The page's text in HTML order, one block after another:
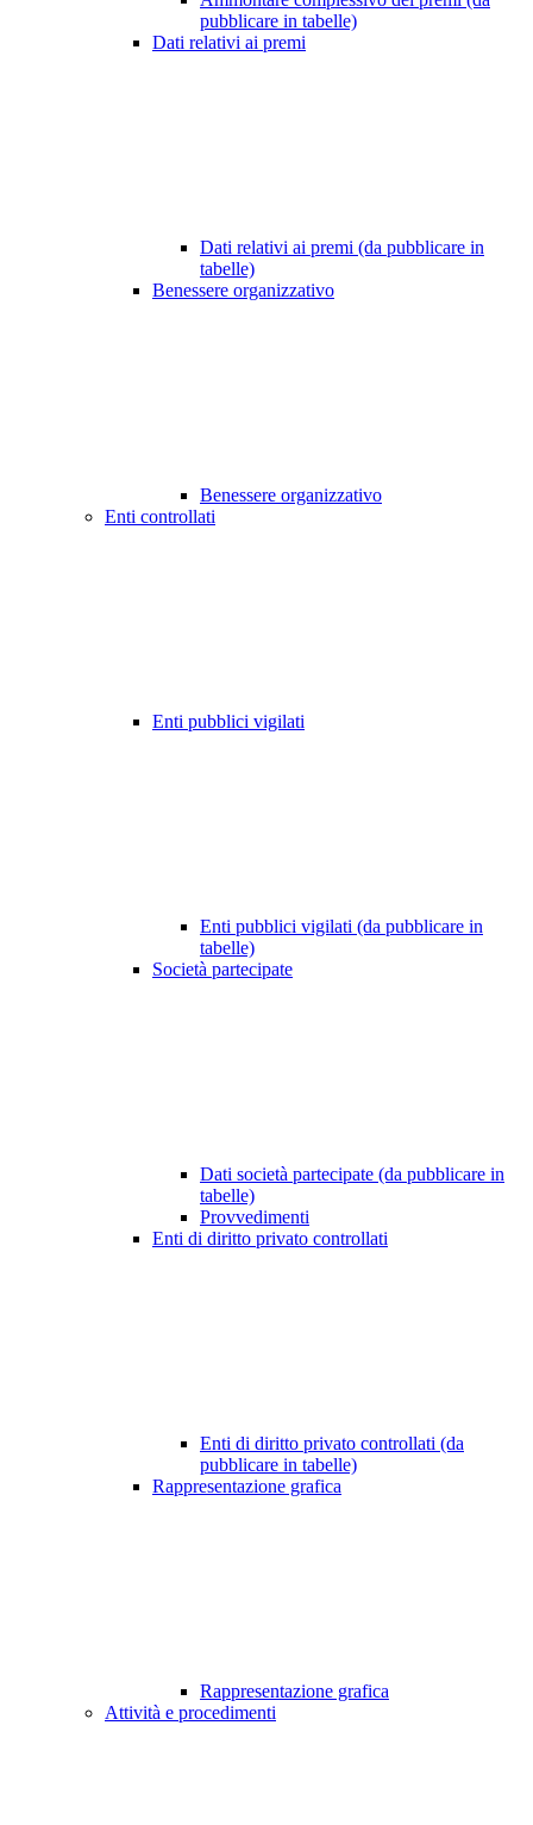
pubblicare in tabelle)
Dati relativi ai premi
Dati relativi ai premi (da pubblicare in
tabelle)
Benessere organizzativo
Benessere organizzativo
Enti controllati
Enti pubblici vigilati
Enti pubblici vigilati (da pubblicare in
tabelle)
Società partecipate
Dati società partecipate (da pubblicare in
tabelle)
Provvedimenti
Enti di diritto privato controllati
Enti di diritto privato controllati (da
pubblicare in tabelle)
Rappresentazione grafica
Rappresentazione grafica
Attività e procedimenti